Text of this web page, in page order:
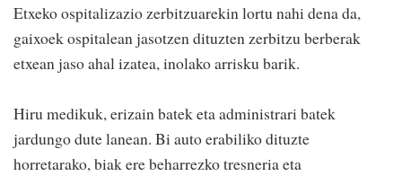
Etxeko ospitalizazio zerbitzuarekin lortu nahi dena da,
gaixoek ospitalean jasotzen dituzten zerbitzu berberak
etxean jaso ahal izatea, inolako arrisku barik.
Hiru medikuk, erizain batek eta administrari batek
jardungo dute lanean. Bi auto erabiliko dituzte
horretarako, biak ere beharrezko tresneria eta